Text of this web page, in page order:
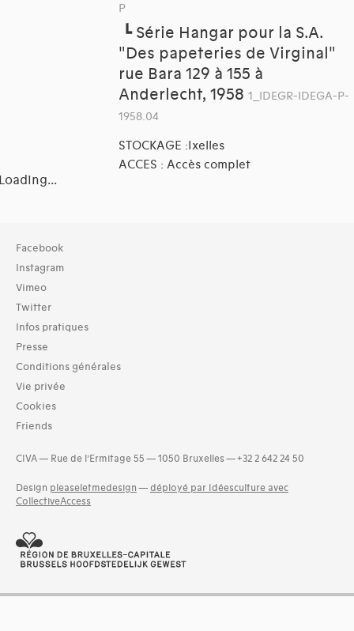
P
┗ Série Hangar pour la S.A.
"Des papeteries de Virginal"
rue Bara 129 à 155 à
Anderlecht, 1958 1_IDEGR-IDEGA-P-
1958.04
STOCKAGE :Ixelles
ACCES : Accès complet
Collection
Archives (73)
Domaines thématiques
01-architecture domestique (42)
02-architecture agricole (7)
04-architecture commerciale et de services (32)
05-architecture de l'administration et vie publique (21)
06-architecture fiscale et financière (6)
07-architecture judiciaire, pénitentiaire, police (3)
08-architecture militaire (2)
Facebook
Instagram
Vimeo
Twitter
Infos pratiques
Presse
Conditions générales
Vie privée
Cookies
Friends
CIVA — Rue de l’Ermitage 55 — 1050 Bruxelles — +32 2 642 24 50
Design pleaseletmedesign — déployé par Idéesculture avec
CollectiveAccess